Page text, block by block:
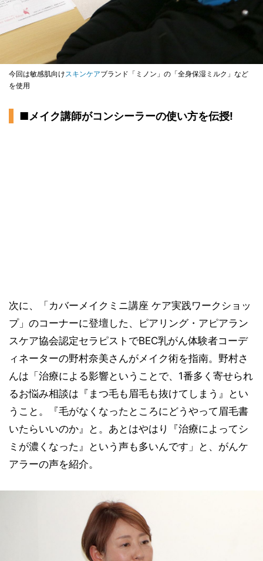
今回は敏感肌向け スキンケアブランド「ミノン」の「全身保湿ミルク」など
を使用
■メイク講師がコンシーラーの使い方を伝授!
次に、「カバーメイクミニ講座 ケア実践ワークショッ
プ」のコーナーに登壇した、ピアリング・アピアラン
スケア協会認定セラピストでBEC乳がん体験者コーデ
ィネーターの野村奈美さんがメイク術を指南。野村さ
んは「治療による影響ということで、1番多く寄せられ
るお悩み相談は『まつ毛も眉毛も抜けてしまう』とい
うこと。『毛がなくなったところにどうやって眉毛書
いたらいいのか』と。あとはやはり『治療によってシ
ミが濃くなった』という声も多いんです」と、がんケ
アラーの声を紹介。